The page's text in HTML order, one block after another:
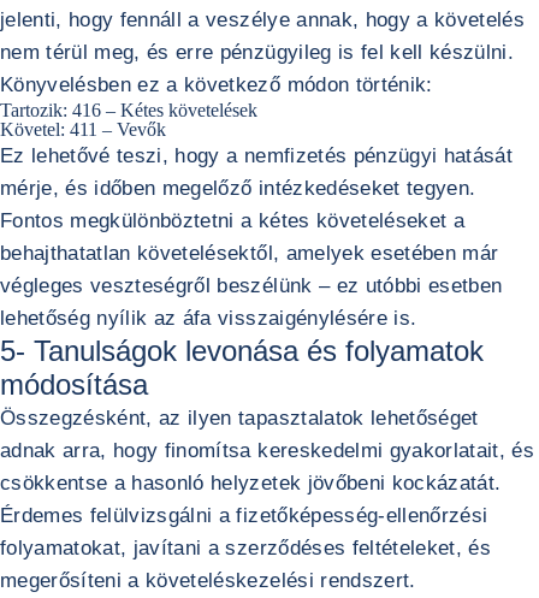
jelenti, hogy fennáll a veszélye annak, hogy a követelés
nem térül meg, és erre pénzügyileg is fel kell készülni.
Könyvelésben ez a következő módon történik:
Tartozik: 416 – Kétes követelések
Követel: 411 – Vevők
Ez lehetővé teszi, hogy a nemfizetés pénzügyi hatását
mérje, és időben megelőző intézkedéseket tegyen.
Fontos megkülönböztetni a kétes követeléseket a
behajthatatlan követelésektől, amelyek esetében már
végleges veszteségről beszélünk – ez utóbbi esetben
lehetőség nyílik az áfa visszaigénylésére is.
5- Tanulságok levonása és folyamatok
módosítása
Összegzésként, az ilyen tapasztalatok lehetőséget
adnak arra, hogy finomítsa kereskedelmi gyakorlatait, és
csökkentse a hasonló helyzetek jövőbeni kockázatát.
Érdemes felülvizsgálni a fizetőképesség-ellenőrzési
folyamatokat, javítani a szerződéses feltételeket, és
megerősíteni a követeléskezelési rendszert.